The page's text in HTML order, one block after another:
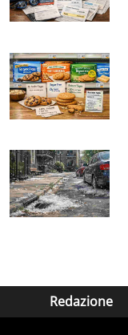
Redazione